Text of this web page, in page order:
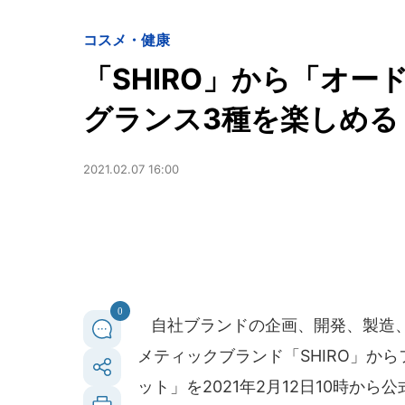
コスメ・健康
「SHIRO」から「オ
グランス3種を楽しめる
2021.02.07 16:00
0
自社ブランドの企画、開発、製造
メティックブランド「SHIRO」か
ット」を2021年2月12日10時から